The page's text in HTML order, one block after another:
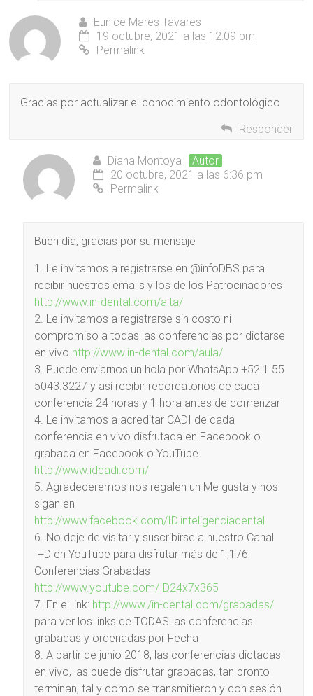
Eunice Mares Tavares
19 octubre, 2021 a las 12:09 pm
Permalink
Gracias por actualizar el conocimiento odontológico
Responder
Diana Montoya
Autor
20 octubre, 2021 a las 6:36 pm
Permalink
Buen día, gracias por su mensaje
1. Le invitamos a registrarse en @infoDBS para
recibir nuestros emails y los de los Patrocinadores
http://www.in-dental.com/alta/
2. Le invitamos a registrarse sin costo ni
compromiso a todas las conferencias por dictarse
en vivo http://www.in-dental.com/aula/
3. Puede enviarnos un hola por WhatsApp +52 1 55
5043.3227 y así recibir recordatorios de cada
conferencia 24 horas y 1 hora antes de comenzar
4. Le invitamos a acreditar CADI de cada
conferencia en vivo disfrutada en Facebook o
grabada en Facebook o YouTube
http://www.idcadi.com/
5. Agradeceremos nos regalen un Me gusta y nos
sigan en
http://www.facebook.com/ID.inteligenciadental
6. No deje de visitar y suscribirse a nuestro Canal
I+D en YouTube para disfrutar más de 1,176
Conferencias Grabadas
http://www.youtube.com/ID24x7x365
7. En el link: http://www./in-dental.com/grabadas/
para ver los links de TODAS las conferencias
grabadas y ordenadas por Fecha
8. A partir de junio 2018, las conferencias dictadas
en vivo, las puede disfrutar grabadas, tan pronto
terminan, tal y como se transmitieron y con sesión